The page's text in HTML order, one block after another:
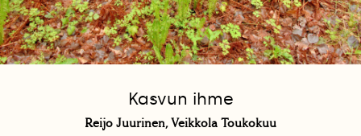
Kasvun ihme
Reijo Juurinen, Veikkola Toukokuu